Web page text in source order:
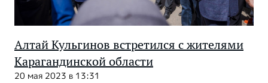
Алтай Кульгинов встретился с жителями
Карагандинской области
20 мая 2023 в 13:31